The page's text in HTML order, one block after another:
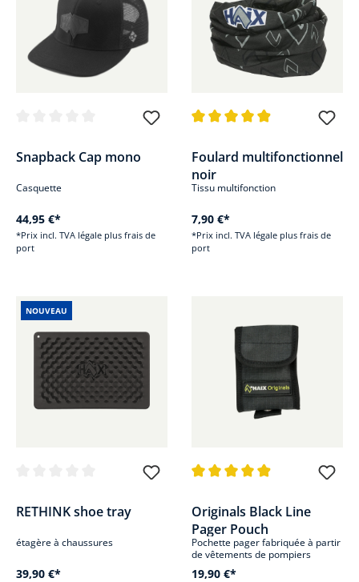
Snapback Cap mono
Casquette
44,95 €*
*Prix incl. TVA légale plus frais de
port
Foulard multifonctionnel
noir
Tissu multifonction
7,90 €*
*Prix incl. TVA légale plus frais de
port
NOUVEAU
RETHINK shoe tray
étagère à chaussures
39,90 €*
Originals Black Line
Pager Pouch
Pochette pager fabriquée à partir
de vêtements de pompiers
19,90 €*